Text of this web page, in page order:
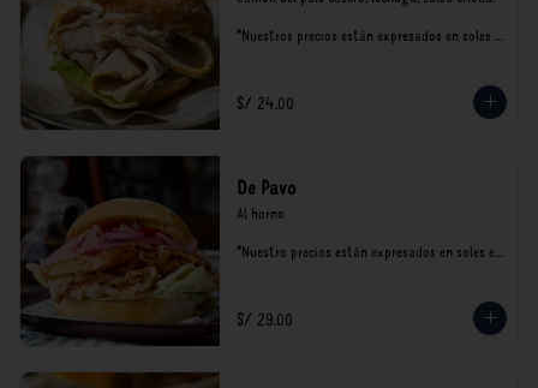
*Nuestros precios están expresados en soles e
S/ 24.00
De Pavo
Al horno
*Nuestro precios están expresados en soles e
S/ 29.00